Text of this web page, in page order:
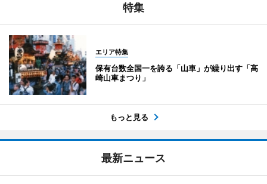
特集
エリア特集
保有台数全国一を誇る「山車」が繰り出す「高
崎山車まつり」
もっと見る
最新ニュース